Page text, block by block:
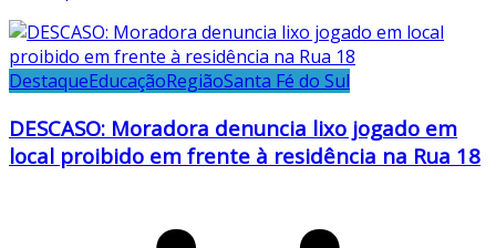
DestaqueEducaçãoRegiãoSanta Fé do Sul
DESCASO: Moradora denuncia lixo jogado em
local proibido em frente à residência na Rua 18